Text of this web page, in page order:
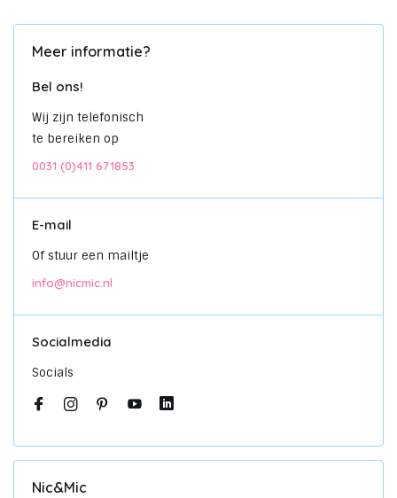
Meer informatie?
Bel ons!
Wij zijn telefonisch
te bereiken op
0031 (0)411 671853
E-mail
Of stuur een mailtje
info@nicmic.nl
Socialmedia
Socials
Nic&Mic